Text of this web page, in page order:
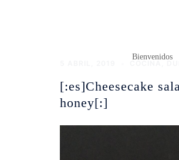
Bienvenidos
[:es]Cheesecake
honey[:]